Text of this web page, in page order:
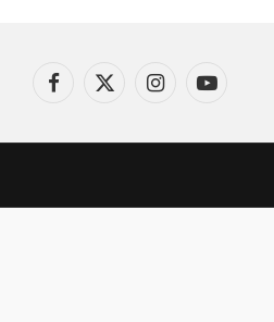
Facebook
X
InstagramYouTube